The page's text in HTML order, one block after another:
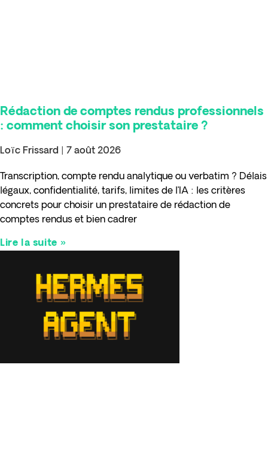
Rédaction de comptes rendus professionnels
: comment choisir son prestataire ?
Loïc Frissard 7 août 2026
Transcription, compte rendu analytique ou verbatim ? Délais
légaux, confidentialité, tarifs, limites de l’IA : les critères
concrets pour choisir un prestataire de rédaction de
comptes rendus et bien cadrer
Lire la suite »